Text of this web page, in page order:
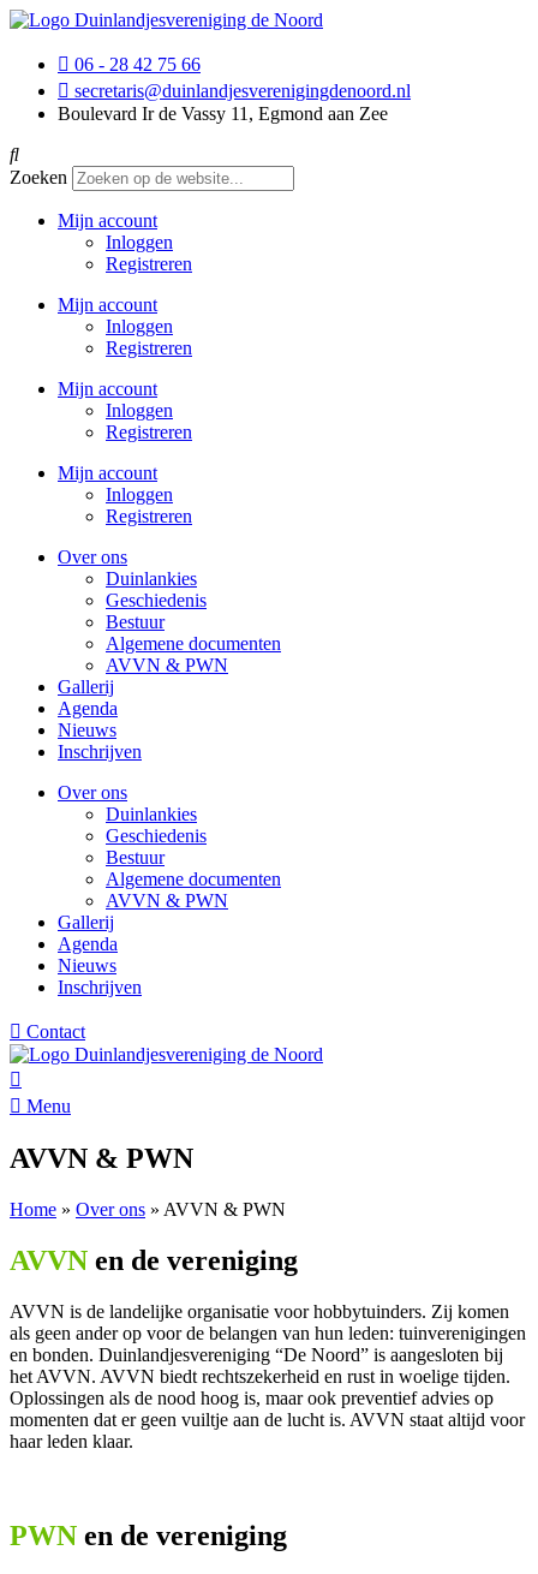
06 - 28 42 75 66
secretaris@duinlandjesverenigingdenoord.nl
Boulevard Ir de Vassy 11, Egmond aan Zee
Zoeken
Mijn account
Inloggen
Registreren
Mijn account
Inloggen
Registreren
Mijn account
Inloggen
Registreren
Mijn account
Inloggen
Registreren
Over ons
Duinlankies
Geschiedenis
Bestuur
Algemene documenten
AVVN & PWN
Gallerij
Agenda
Nieuws
Inschrijven
Over ons
Duinlankies
Geschiedenis
Bestuur
Algemene documenten
AVVN & PWN
Gallerij
Agenda
Nieuws
Inschrijven
Contact
Menu
AVVN & PWN
Home » Over ons » AVVN & PWN
AVVN en de vereniging
AVVN is de landelijke organisatie voor hobbytuinders. Zij komen
als geen ander op voor de belangen van hun leden: tuinverenigingen
en bonden. Duinlandjesvereniging “De Noord” is aangesloten bij
het AVVN. AVVN biedt rechtszekerheid en rust in woelige tijden.
Oplossingen als de nood hoog is, maar ook preventief advies op
momenten dat er geen vuiltje aan de lucht is. AVVN staat altijd voor
haar leden klaar.
PWN en de vereniging